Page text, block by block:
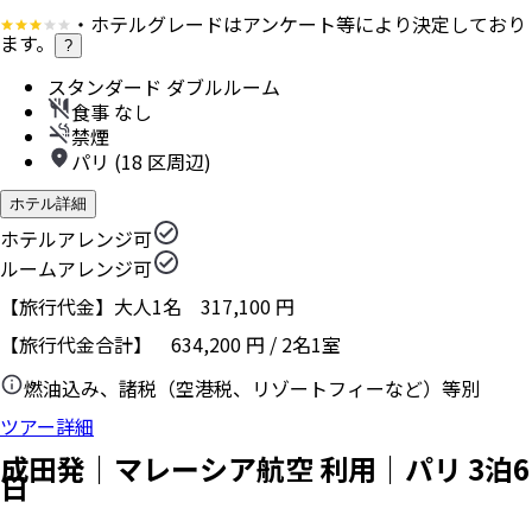
・ホテルグレードはアンケート等により決定しており
ます。 ?
スタンダード ダブルルーム
食事 なし
禁煙
パリ (18 区周辺)
ホテル詳細
ホテルアレンジ可
ルームアレンジ可
【旅行代金】大人1名 317,100 円
【旅行代金合計】 634,200 円 / 2名1室
燃油込み、諸税（空港税、リゾートフィーなど）等別
ツアー詳細
成田発｜マレーシア航空 利用｜パリ 3泊6
日